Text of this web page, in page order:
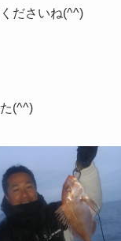
ださいね(^^)
(^^)